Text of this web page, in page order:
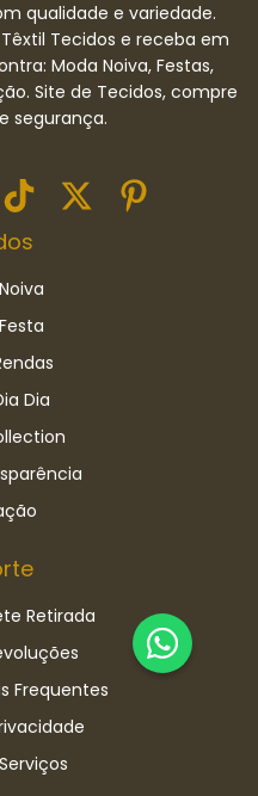
qualidade e variedade.
Tecidos e receba em
Moda Noiva, Festas,
Site de Tecidos, compre
segurança.
Dia
Retirada
Frequentes